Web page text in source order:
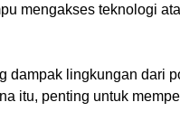
mengakses teknologi
dampak lingkungan dari
itu, penting untuk